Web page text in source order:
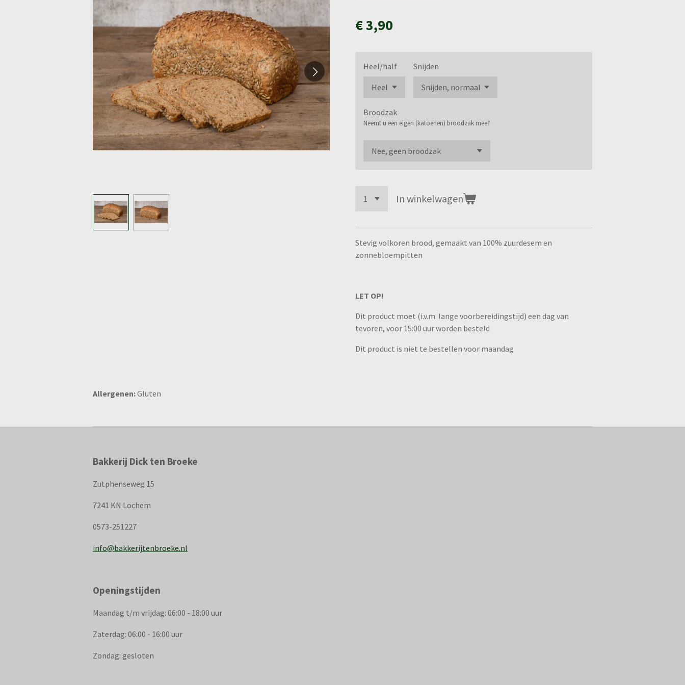
€ 3,90
Heel/half Snijden
Broodzak
Neemt u een eigen (katoenen) broodzak mee?
In winkelwagen
Stevig volkoren brood, gemaakt van 100% zuurdesem en
zonnebloempitten
LET OP!
Dit product moet (i.v.m. lange voorbereidingstijd) een dag van
tevoren, voor 15:00 uur worden besteld
Dit product is niet te bestellen voor maandag
Allergenen:Gluten
Bakkerij Dick ten Broeke
Zutphenseweg 15
7241 KN Lochem
0573-251227
info@bakkerijtenbroeke.nl
Openingstijden
Maandag t/m vrijdag: 06:00 - 18:00 uur
Zaterdag: 06:00 - 16:00 uur
Zondag: gesloten